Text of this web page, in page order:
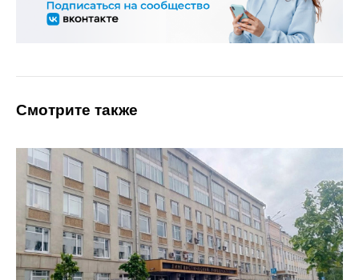
Смотрите также